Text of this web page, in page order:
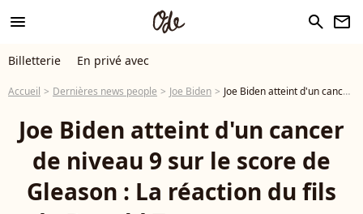
menu search newsletter
Billetterie En privé avec
Accueil Dernières news people Joe Biden Joe Biden atteint d'un cancer de niveau 9 sur le score de Gleason : La réaction du fils de Donald Trump ne passe pas inaperçue
Joe Biden atteint d'un cancer
de niveau 9 sur le score de
Gleason : La réaction du fils